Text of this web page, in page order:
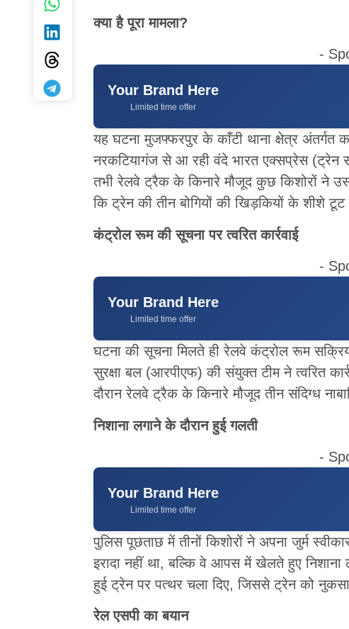
क्या है पूरा मामला?
-
Your Brand Here
Limited time offer
यह घटना मुजफ्फरपुर के काँटी थाना क्षेत्र
नरकटियागंज से आ रही वंदे भारत एक्सप्रेस (ट्रेन
तभी रेलवे ट्रैक के किनारे मौजूद कुछ किशोरों ने
कि ट्रेन की तीन बोगियों की खिड़कियों के शीशे
कंट्रोल रूम की सूचना पर त्वरित कार्रवाई
-
Your Brand Here
Limited time offer
घटना की सूचना मिलते ही रेलवे कंट्रोल रूम
सुरक्षा बल (आरपीएफ) की संयुक्त टीम ने त्वरित
दौरान रेलवे ट्रैक के किनारे मौजूद तीन संदिग्ध
निशाना लगाने के दौरान हुई गलती
-
Your Brand Here
Limited time offer
पुलिस पूछताछ में तीनों किशोरों ने अपना जुर्म
इरादा नहीं था, बल्कि वे आपस में खेलते हुए
हुई ट्रेन पर पत्थर चला दिए, जिससे ट्रेन को
रेल एसपी का बयान